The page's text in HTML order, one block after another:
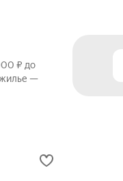
₽ до
жилье —